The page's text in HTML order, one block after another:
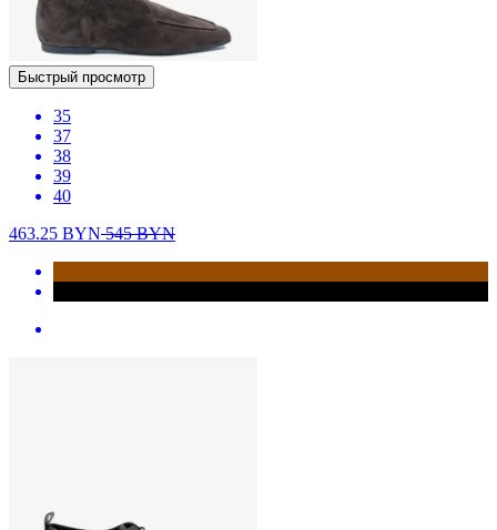
Быстрый просмотр
35
37
38
39
40
463.25 BYN545BYN